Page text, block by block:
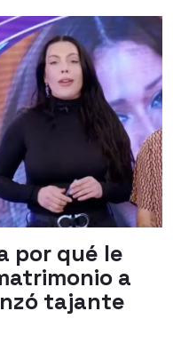
por qué le
a
tajante